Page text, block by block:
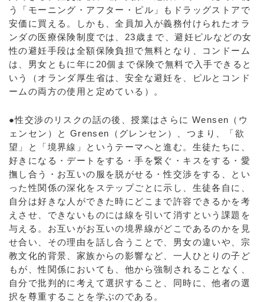
う「モーニング・アフター・ピル」もドラッグストアで
安価に買える。しかも、全員加入が義務付けられたオラ
ンダの医療保険制度では、23歳まで、避妊ピルなどの女
性の避妊手段は全額保険負担で無料となり、コンドーム
は、男女ともに年に20個まで保険で無料で入手できると
いう（オランダ厚生省は、安全な避妊を、ピルとコンド
ームの両方の使用と定めている）。
●性交渉のリスクの話の後、授業はさらに Wensen（ウ
ェンセン）と Grensen（グレンセン）、つまり、「欲
望」と「境界線」というテーマへと進む。生徒たちに、
好きになる・デートをする・手を繋ぐ・キスをする・愛
撫し合う・お互いの服を脱がせる・性交渉をする、とい
った性関係の深化をステップごとに示し、生徒各自に、
自分は好きな人ができた時にどこまで許容できるかを考
えさせ、できないものには線を引いて消すという課題を
与える。お互いがお互いの境界線がどこであるのかを見
せ合い、その理由を話し合うことで、男女の違いや、宗
教文化的背景、家族からの影響など、一人ひとりの子ど
もが、性関係においても、他から強制されることなく、
自分で批判的に考えて選択すること、同時に、他者の選
択を尊重することを学ぶのである。